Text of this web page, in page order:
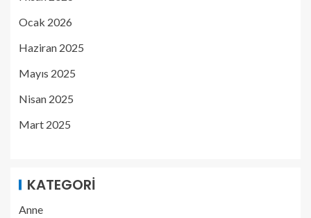
Ocak 2026
Haziran 2025
Mayıs 2025
Nisan 2025
Mart 2025
KATEGORI
Anne